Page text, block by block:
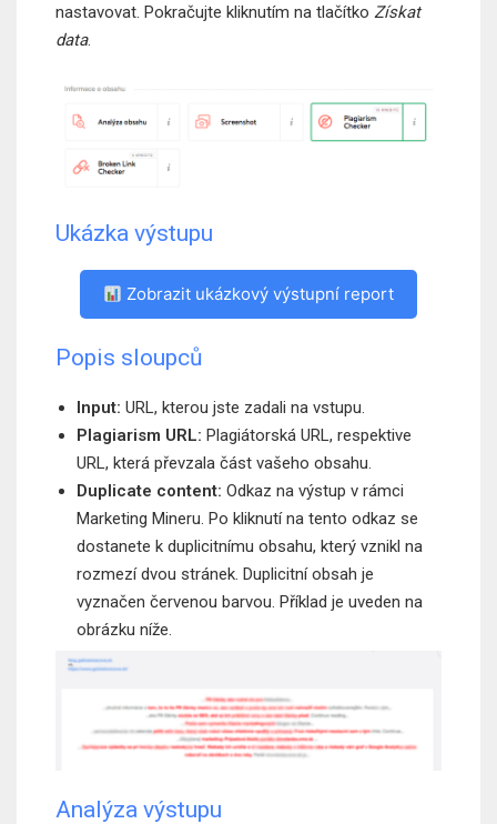
nastavovat. Pokračujte kliknutím na tlačítko Získat
data.
Ukázka výstupu
Zobrazit ukázkový výstupní report
Popis sloupců
Input: URL, kterou jste zadali na vstupu.
Plagiarism URL: Plagiátorská URL, respektive
URL, která převzala část vašeho obsahu.
Duplicate content: Odkaz na výstup v rámci
Marketing Mineru. Po kliknutí na tento odkaz se
dostanete k duplicitnímu obsahu, který vznikl na
rozmezí dvou stránek. Duplicitní obsah je
vyznačen červenou barvou. Příklad je uveden na
obrázku níže.
Analýza výstupu